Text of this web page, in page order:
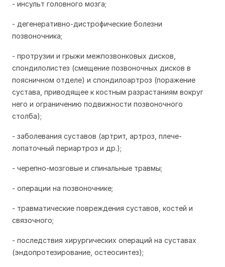
- инсульт головного мозга;
- дегенеративно-дистрофические болезни
позвоночника;
- протрузии и грыжи межпозвонковых дисков,
спондилолистез (смещение позвоночных дисков в
поясничном отделе) и спондилоартроз (поражение
сустава, приводящее к костным разрастаниям вокруг
него и ограничению подвижности позвоночного
столба);
- заболевания суставов (артрит, артроз, плече-
лопаточный периартроз и др.);
- черепно-мозговые и спинальные травмы;
- операции на позвоночнике;
- травматические повреждения суставов, костей и
связочного;
- последствия хирургических операций на суставах
(эндопротезирование, остеосинтез);